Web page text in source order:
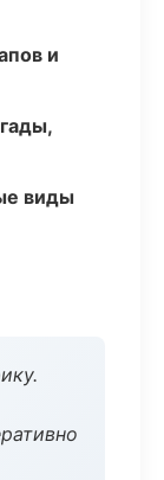
и
виды